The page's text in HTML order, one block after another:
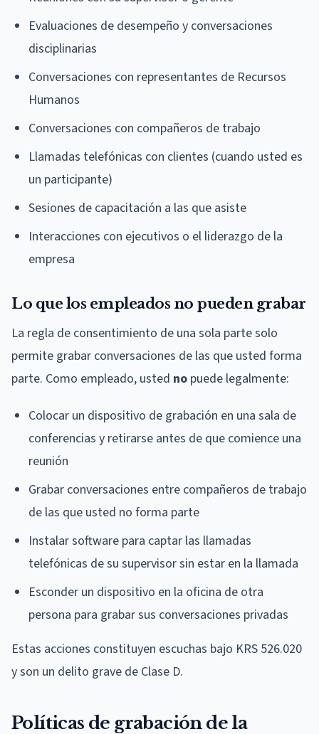
Evaluaciones de desempeño y conversaciones
disciplinarias
Conversaciones con representantes de Recursos
Humanos
Conversaciones con compañeros de trabajo
Llamadas telefónicas con clientes (cuando usted es
un participante)
Sesiones de capacitación a las que asiste
Interacciones con ejecutivos o el liderazgo de la
empresa
Lo que los empleados no pueden grabar
La regla de consentimiento de una sola parte solo
permite grabar conversaciones de las que usted forma
parte. Como empleado, usted no puede legalmente:
Colocar un dispositivo de grabación en una sala de
conferencias y retirarse antes de que comience una
reunión
Grabar conversaciones entre compañeros de trabajo
de las que usted no forma parte
Instalar software para captar las llamadas
telefónicas de su supervisor sin estar en la llamada
Esconder un dispositivo en la oficina de otra
persona para grabar sus conversaciones privadas
Estas acciones constituyen escuchas bajo KRS 526.020
y son un delito grave de Clase D.
Políticas de grabación de la